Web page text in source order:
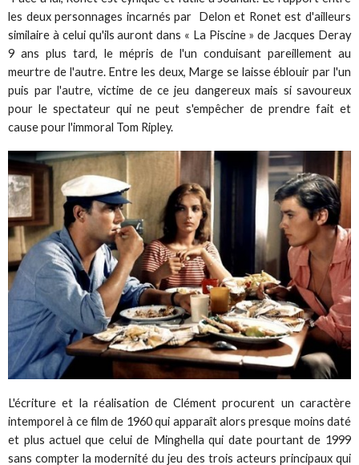
les deux personnages incarnés par Delon et Ronet est d'ailleurs
similaire à celui qu'ils auront dans « La Piscine » de Jacques Deray
9 ans plus tard, le mépris de l'un conduisant pareillement au
meurtre de l'autre. Entre les deux, Marge se laisse éblouir par l'un
puis par l'autre, victime de ce jeu dangereux mais si savoureux
pour le spectateur qui ne peut s'empêcher de prendre fait et
cause pour l'immoral Tom Ripley.
L'écriture et la réalisation de Clément procurent un caractère
intemporel à ce film de 1960 qui apparaît alors presque moins daté
et plus actuel que celui de Minghella qui date pourtant de 1999
sans compter la modernité du jeu des trois acteurs principaux qui